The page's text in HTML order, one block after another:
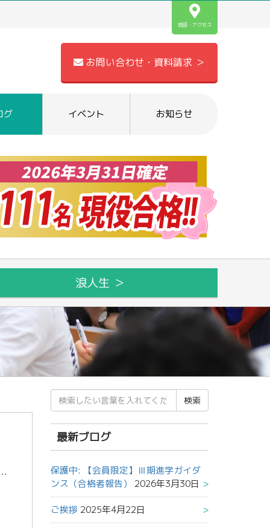
地図・アクセス
お問い合わせ・資料請求 ＞
グ イベント お知らせ
浪人生 ＞
長いことを知っていますか？学部によっては集中講義や実習が入って忙しい期間もありますが、自由に使える時間が沢山 […]
検
索
結
果:
最新ブログ
保護中: 【会員限定】Ⅲ期進学ガイダ
ンス（合格者報告）
2026年3月30日
ご挨拶 2025年4月22日